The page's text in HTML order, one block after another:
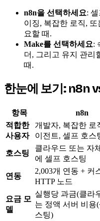
n8n을 선택하세요:
이징, 복잡한 로직,
요할 때.
Make를 선택하세요:
더, 그리고 유지 관리
때.
한눈에 보기: n8n
항목 n8n
적합한
사용자
개발자, 복잡한 로
이전트, 셀프 호스
호스팅
클라우드 또는 자
에 셀프 호스팅
연동
2,003개 연동 + 커
HTTP 노드
요금 모
델
실행당 과금(클라
는 정액 서버 비용
스팅)